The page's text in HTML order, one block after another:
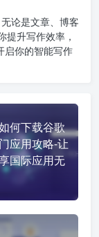
论是文章、博客
提升写作效率，
启你的智能写作
何下载谷歌
应用攻略-让
国际应用无